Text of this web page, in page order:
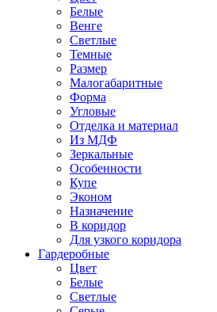
Белые
Венге
Светлые
Темные
Размер
Малогабаритные
Форма
Угловые
Отделка и материал
Из МДФ
Зеркальные
Особенности
Купе
Эконом
Назначение
В коридор
Для узкого коридора
Гардеробные
Цвет
Белые
Светлые